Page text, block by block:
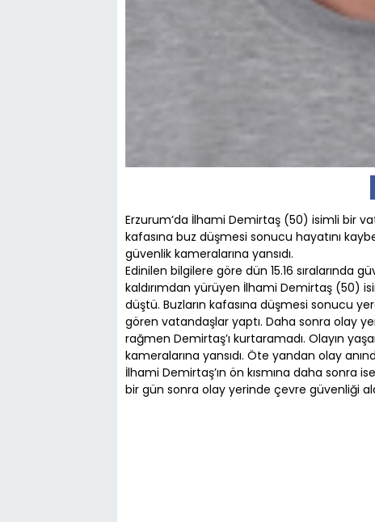
Erzurum’da İlhami Demirtaş (50) isimli bir
kafasına buz düşmesi sonucu hayatını
güvenlik kameralarına yansıdı.
Edinilen bilgilere göre dün 15.16 sıralarında
kaldırımdan yürüyen İlhami Demirtaş (50)
düştü. Buzların kafasına düşmesi sonucu
gören vatandaşlar yaptı. Daha sonra olay
rağmen Demirtaş’ı kurtaramadı. Olayın
kameralarına yansıdı. Öte yandan olay
İlhami Demirtaş’ın ön kısmına daha sonra
bir gün sonra olay yerinde çevre güvenliği